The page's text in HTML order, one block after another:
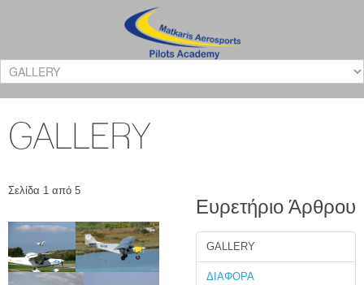
GALLERY
Ευρετήριο Άρθρου
GALLERY
ΔΙΑΦΟΡΑ
Σελίδα 1 από 5